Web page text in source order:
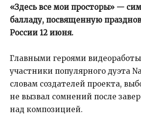
«Здесь все мои просторы» —
балладу, посвященную
России 12 июня.
Главными героями
участники популярного дуэта
словам создателей проекта,
не вызвал сомнений после
над композицией.